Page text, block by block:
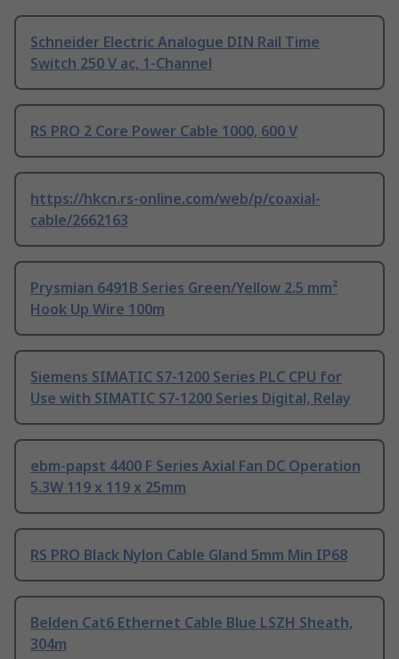
Schneider Electric Analogue DIN Rail Time
Switch 250 V ac, 1-Channel
RS PRO 2 Core Power Cable 1000, 600 V
https://hkcn.rs-online.com/web/p/coaxial-
cable/2662163
Prysmian 6491B Series Green/Yellow 2.5 mm²
Hook Up Wire 100m
Siemens SIMATIC S7-1200 Series PLC CPU for
Use with SIMATIC S7-1200 Series Digital, Relay
ebm-papst 4400 F Series Axial Fan DC Operation
5.3W 119 x 119 x 25mm
RS PRO Black Nylon Cable Gland 5mm Min IP68
Belden Cat6 Ethernet Cable Blue LSZH Sheath,
304m